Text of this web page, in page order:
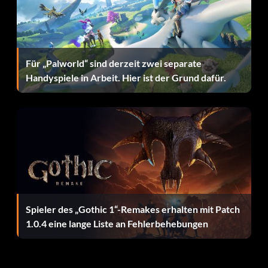
lassen Sie den Cursor auf dem Wort exit stehen und geben
Sie einen der folgenden Codes ein:
Schalte die Kleidung von Jubei Cammy frei:
Drücken Sie die Tasten L2, L2, Rechts, Rechts, L3, Dreieck,
Schalte die Kleidung von Ohatsu Chun-Li frei:
Drücken Sie die Tasten R3, Rechts, L2, Links, Links, R3, L1,
R1, Rechts, R3.
Schalte die Kleidung von Roberto Guile frei:
Für „Palworld“ sind derzeit zwei separate
Handyspiele in Arbeit. Hier ist der Grund dafür.
Spieler des „Gothic 1“-Remakes erhalten mit Patch
1.0.4 eine lange Liste an Fehlerbehebungen